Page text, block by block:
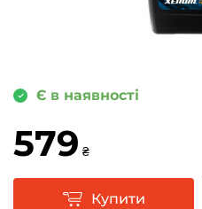
Є в наявності
579 ₴
Купити